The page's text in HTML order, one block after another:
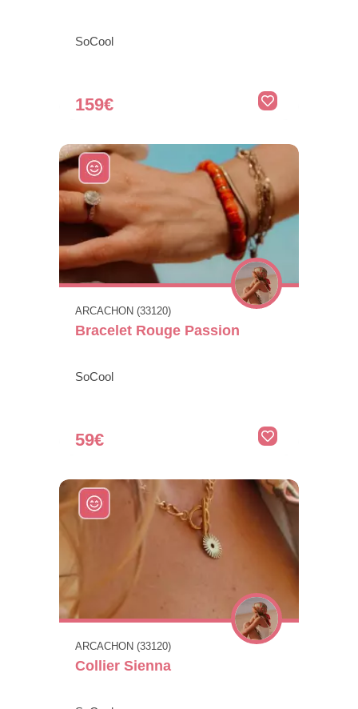
SoCool
159€
ARCACHON (33120)
Bracelet Rouge Passion
SoCool
59€
ARCACHON (33120)
Collier Sienna